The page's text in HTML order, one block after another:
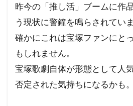
昨今の「推し活」ブームに作
う現状に警鐘を鳴らされていま
確かにこれは宝塚ファンにと
もしれません。
宝塚歌劇自体が形態として人
否定された気持ちになるかも。